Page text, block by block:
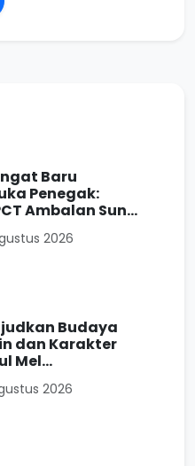
Baru
Penegak:
Ambalan Sun...
2026
Budaya
dan Karakter
Mel...
2026